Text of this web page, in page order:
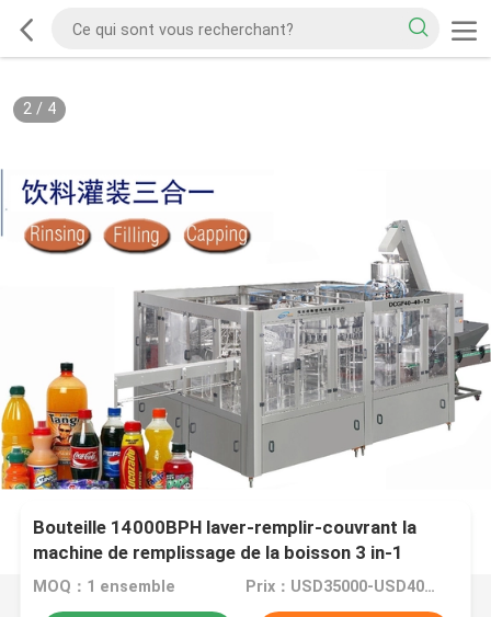
2/ 4
Bouteille 14000BPH laver-remplir-couvrant la
machine de remplissage de la boisson 3 in-1
MOQ：1 ensemble Prix：USD35000-USD40000/set